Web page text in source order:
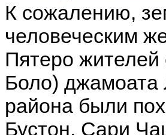
К сожалению,
человеческим
Пятеро
Боло) джамоата
района были
Бустон, Сари